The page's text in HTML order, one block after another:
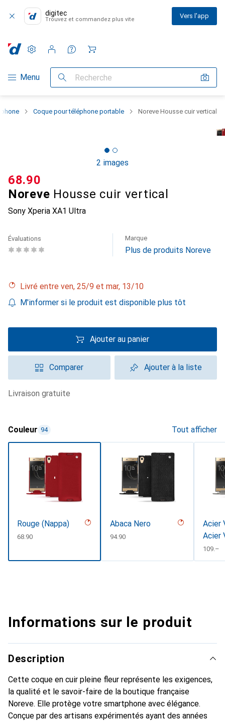
digitec
Trouvez et commandez plus vite Vers l'app
Navigation par catégorie
Menu Recherche
Paramètres
Compte client
Listes de comparaison
Listes d'envies
Panier
Coque pour téléphone portable Noreve Housse cuir vertical
2 images
Noreve Housse cuir vertical
Sony Xperia XA1 Ultra
CHF
68.90
Évaluations Marque
Plus de produits Noreve
Livré entre ven, 25/9 et mar, 13/10
M'informer si le produit est disponible plus tôt
Ajouter au panier
Comparer Ajouter à la liste
livraison gratuite
Couleur 94 Tout afficher
Rouge (Nappa)
CHF
68.90
Abaca Nero
CHF
94.90
Acier
Acier
CHF
109.–
Informations sur le produit
Description
Cette coque en cuir pleine fleur représente les exigences,
la qualité et le savoir-faire de la boutique française
Noreve. Elle protège votre smartphone avec élégance.
Conçue par des artisans expérimentés ayant des années